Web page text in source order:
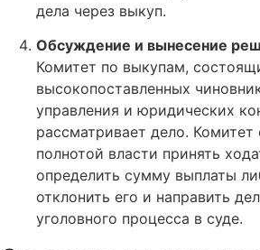
дела через выкуп.
Обсуждение и вынесение
Комитет по выкупам,
высокопоставленных
управления и юридических
рассматривает дело. Комитет
полнотой власти принять
определить сумму выплаты
отклонить его и направить
уголовного процесса в суде.